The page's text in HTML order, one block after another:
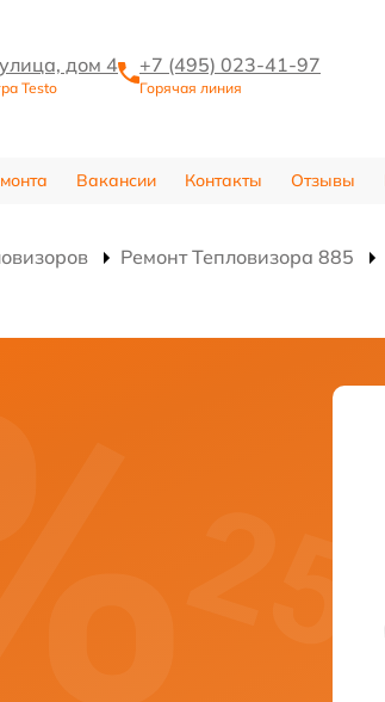
дом 4
Testo
+7 (495) 023-41-97
Горячая линия
Вакансии Контакты Отзывы
Ремонт Тепловизора 885